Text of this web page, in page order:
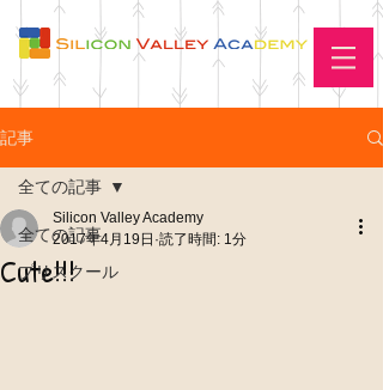
記事
全ての記事
プリスクール
全ての記事
Cute!!!
Silicon Valley Academy
2017年4月19日 読了時間: 1分